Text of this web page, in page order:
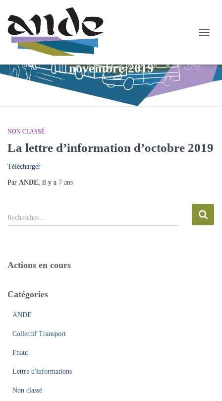
novembre 2019
NON CLASSÉ
La lettre d’information d’octobre 2019
Télécharger
Par ANDE, il y a 7 ans
R
e
r
h
Rechercher…
Actions en cours
Catégories
ANDE
Collectif Transport
Fnaut
Lettre d'informations
Non classé